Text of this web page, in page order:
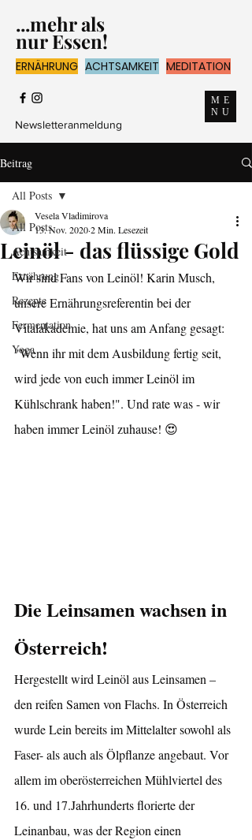
...mehr als
nur Essen!
ERNÄHRUNG ACHTSAMKEIT MEDITATION
Newsletteranmeldung
ME
NU
Beitrag
All Posts
Achtsamkeit
Ernährung
Rezepte
Fermentation
Yoga
All Posts
Leinöl - das flüssige Gold
Vesela Vladimirova
13. Nov. 20202 Min. Lesezeit
Wir sind Fans von Leinöl! Karin Musch,
unsere Ernährungsreferentin bei der
Vitalakademie, hat uns am Anfang gesagt:
"Wenn ihr mit dem Ausbildung fertig seit,
wird jede von euch immer Leinöl im
Kühlschrank haben!". Und rate was - wir
haben immer Leinöl zuhause! 😍
Die Leinsamen wachsen in
Österreich!
Hergestellt wird Leinöl aus Leinsamen –
den reifen Samen von Flachs. In Österreich
wurde Lein bereits im Mittelalter sowohl als
Faser- als auch als Ölpflanze angebaut. Vor
allem im oberösterreichen Mühlviertel des
16. und 17.Jahrhunderts florierte der
Leinanbau, was der Region einen